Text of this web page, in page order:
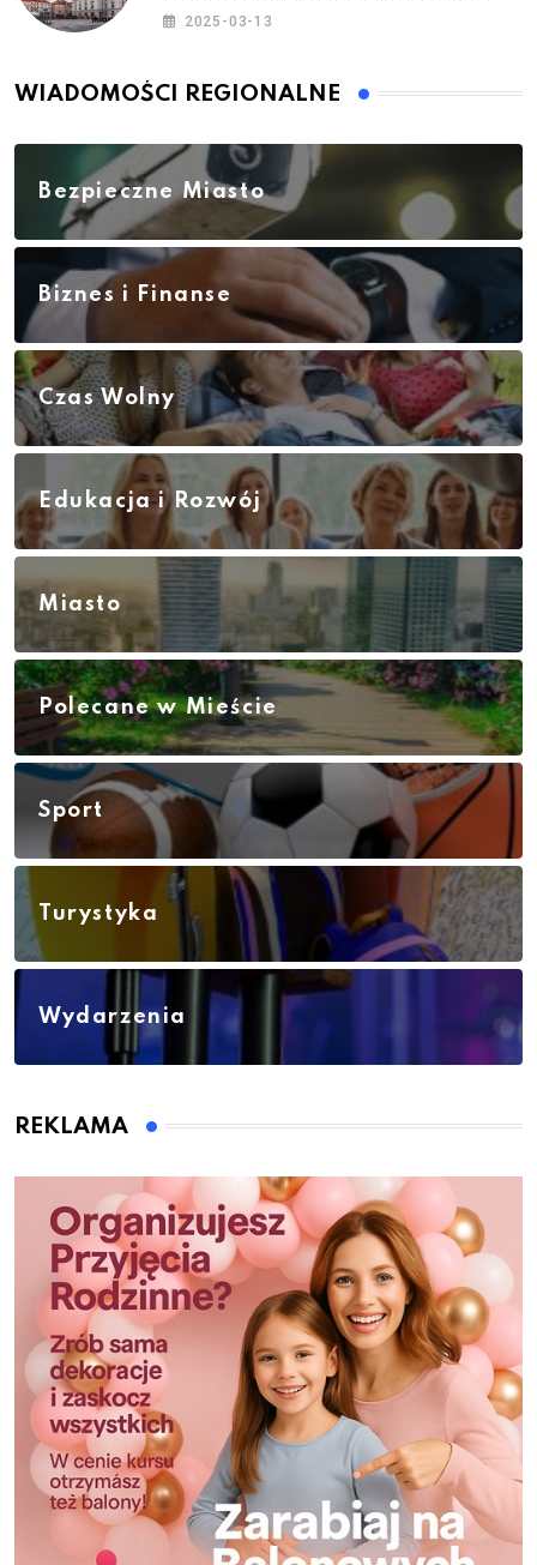
rodzinne atrakcje
2025-03-13
WIADOMOŚCI REGIONALNE
Bezpieczne Miasto
Biznes i Finanse
Czas Wolny
Edukacja i Rozwój
Miasto
Polecane w Mieście
Sport
Turystyka
Wydarzenia
REKLAMA